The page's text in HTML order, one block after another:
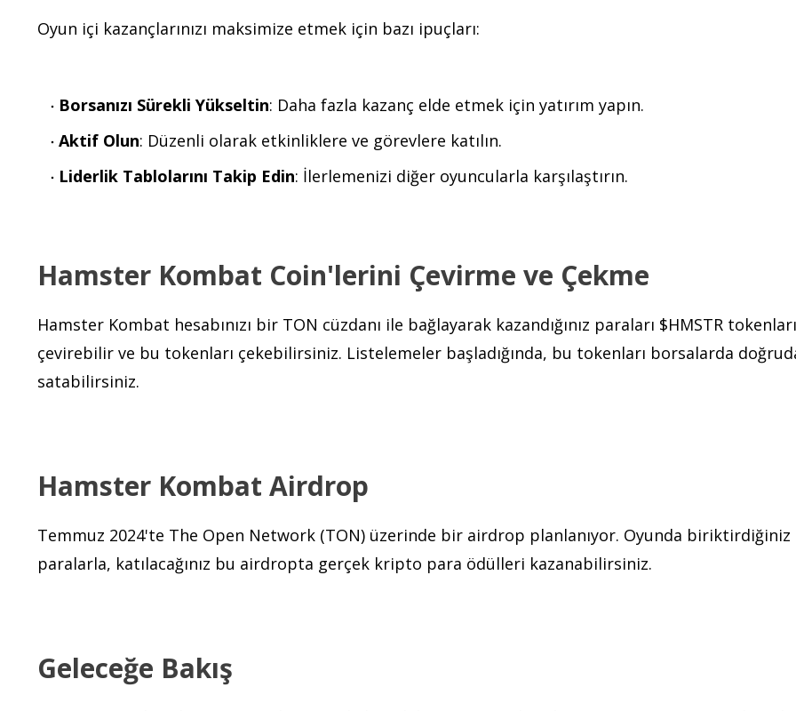
Oyun içi kazançlarınızı maksimize etmek için bazı ipuçları:
Borsanızı Sürekli Yükseltin: Daha fazla kazanç elde etmek için yatırım yapın.
Aktif Olun: Düzenli olarak etkinliklere ve görevlere katılın.
Liderlik Tablolarını Takip Edin: İlerlemenizi diğer oyuncularla karşılaştırın.
Hamster Kombat Coin'lerini Çevirme ve Çekme
Hamster Kombat hesabınızı bir TON cüzdanı ile bağlayarak kazandığınız paraları $HMSTR
çevirebilir ve bu tokenları çekebilirsiniz. Listelemeler başladığında, bu tokenları borsalarda
satabilirsiniz.
Hamster Kombat Airdrop
Temmuz 2024'te The Open Network (TON) üzerinde bir airdrop planlanıyor. Oyunda biriktirdiğiniz
paralarla, katılacağınız bu airdropta gerçek kripto para ödülleri kazanabilirsiniz.
Geleceğe Bakış